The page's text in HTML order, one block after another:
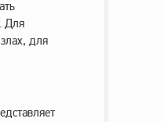
Для
для